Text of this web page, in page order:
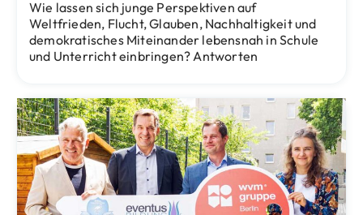
Projekte
Senatsgefördertes Fortbildungsprojekt:
interkulturellen und interreligiösen Dialog
II (kostenlos)
Februar 10, 2026
In einer pluralen und vielfältigen Gesellschaft
stärkt der interkulturelle und interreligiöse Dialog
Offenheit, Verständnis und ein respektvolles
Miteinander. Das Projekt